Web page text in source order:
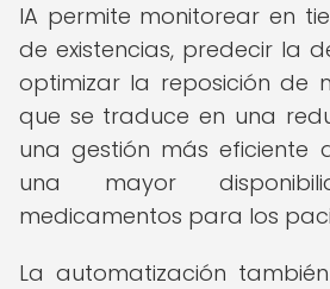
IA permite monitorear en
de existencias, predecir la
optimizar la reposición de
que se traduce en una
una gestión más eficiente
una mayor
medicamentos para los
La automatización